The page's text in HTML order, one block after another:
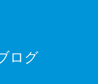
ログ